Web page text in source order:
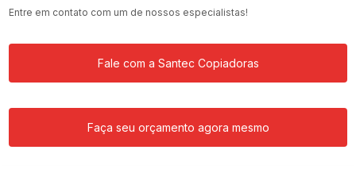
Entre em contato com um de nossos especialistas!
Fale com a Santec Copiadoras
Faça seu orçamento agora mesmo